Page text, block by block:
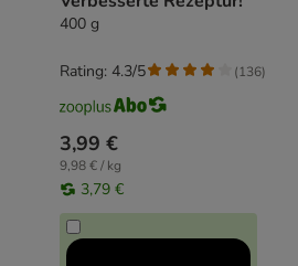
400 g
3,99 €
9,98 € / kg
3,79 €
Rating: 4.3/5 (136)